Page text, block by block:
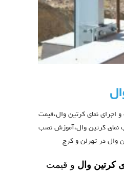
اجرای نمای کرتین وال،قیمت
کرتین وال،آموزش نصب
وال در تهرلن و کرج
کرتین وال و قیمت